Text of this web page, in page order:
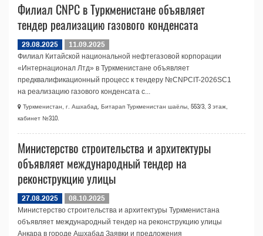
Филиал CNPC в Туркменистане объявляет
тендер реализацию газового конденсата
29.08.2025
11.09.2025
Филиал Китайской национальной нефтегазовой корпорации
«Интернационал Лтд» в Туркменистане объявляет
предквалификационный процесс к тендеру №CNPCIT-2026SC1
на реализацию газового конденсата с...
Туркменистан, г. Ашхабад, Битарап Туркменистан шаёлы, 553/3, 3 этаж,
кабинет №310.
Министерство строительства и архитектуры
объявляет международный тендер на
реконструкцию улицы
27.08.2025
08.10.2025
Министерство строительства и архитектуры Туркменистана
объявляет международный тендер на реконструкцию улицы
Анкара в городе Ашхабад Заявки и предложения